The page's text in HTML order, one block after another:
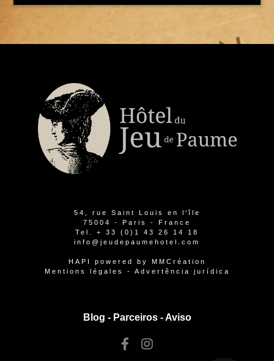
54, rue Saint Louis en l'île
75004 - Paris - France
Tel. + 33 (0)1 43 26 14 18
info@jeudepaumehotel.com
HAPI powered by MMCréation
Mentions légales
- Advertência jurídica
Blog - Parceiros-Aviso